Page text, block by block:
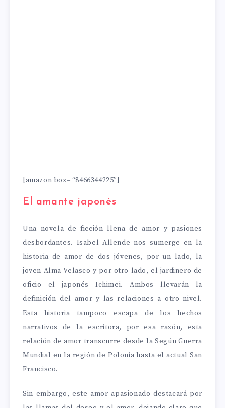
[amazon box= “8466344225”]
El amante japonés
Una novela de ficción llena de amor y pasiones
desbordantes. Isabel Allende nos sumerge en la
historia de amor de dos jóvenes, por un lado, la
joven Alma Velasco y por otro lado, el jardinero de
oficio el japonés Ichimei. Ambos llevarán la
definición del amor y las relaciones a otro nivel.
Esta historia tampoco escapa de los hechos
narrativos de la escritora, por esa razón, esta
relación de amor transcurre desde la Según Guerra
Mundial en la región de Polonia hasta el actual San
Francisco.
Sin embargo, este amor apasionado destacará por